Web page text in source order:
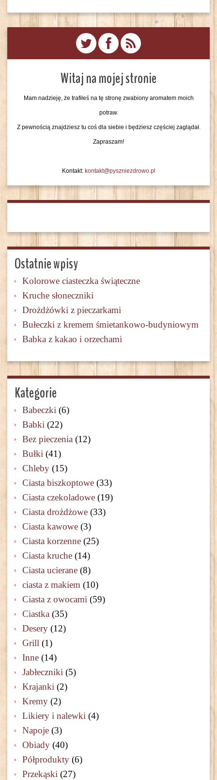
Witaj na mojej stronie
Mam nadzieję, że trafiłeś na tę stronę zwabiony aromatem moich
potraw.
Z pewnością znajdziesz tu coś dla siebie i będziesz częściej zaglądał.
Zapraszam!
Kontakt: kontakt@pyszniezdrowo.pl
Ostatnie wpisy
Kolorowe ciasteczka świąteczne
Kruche słoneczniki
Drożdżówki z pieczarkami
Bułeczki z kremem śmietankowo-budyniowym
Babka z kakao i orzechami
Kategorie
Babeczki (6)
Babki (22)
Bez pieczenia (12)
Bułki (41)
Chleby (15)
Ciasta biszkoptowe (33)
Ciasta czekoladowe (19)
Ciasta drożdżowe (33)
Ciasta kawowe (3)
Ciasta korzenne (25)
Ciasta kruche (14)
Ciasta ucierane (8)
ciasta z makiem (10)
Ciasta z owocami (59)
Ciastka (35)
Desery (12)
Grill (1)
Inne (14)
Jabłeczniki (5)
Krajanki (2)
Kremy (2)
Likiery i nalewki (4)
Napoje (3)
Obiady (40)
Półprodukty (6)
Przekąski (27)